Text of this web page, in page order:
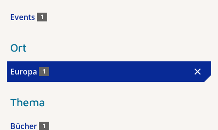
Events 1
Ort
Europa 1
Thema
Bücher 1